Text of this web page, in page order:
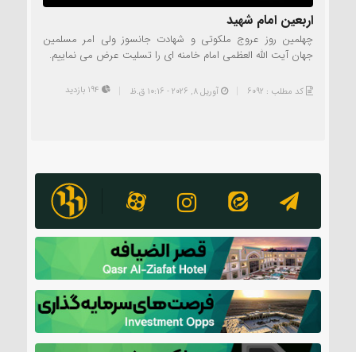
اربعین امام شهید
چهلمین روز عروج ملکوتی و شهادت جانسوز ولی امر مسلمین
جهان آیت الله العظمی امام خامنه ای را تسلیت عرض می نماییم.
کد مطلب : 6092 آوریل 8, 2026 - 10:16 ق.ظ